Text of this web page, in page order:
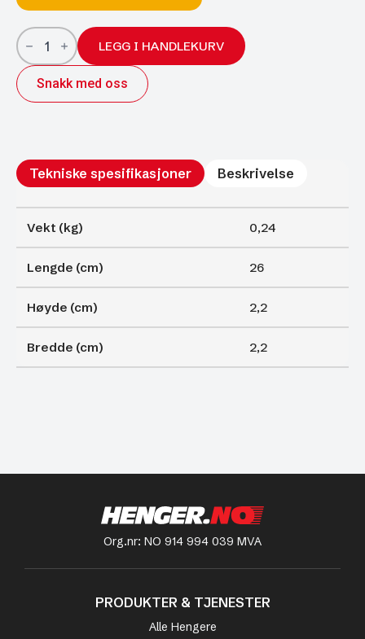
Gassfjærer
Arctic
22/10;
260/100
900N
antall
LEGG I HANDLEKURV
Snakk med oss
Tekniske spesifikasjoner Beskrivelse
Vekt (kg) 0,24
Lengde (cm) 26
Høyde (cm) 2,2
Bredde (cm) 2,2
Org.nr: NO 914 994 039 MVA
PRODUKTER & TJENESTER
Alle Hengere